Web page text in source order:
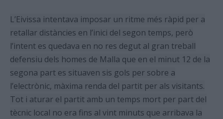
L’Eivissa intentava imposar un ritme més ràpid per a
retallar distàncies en l’inici del segon temps, però
l’intent es quedava en no res degut al gran treball
defensiu dels homes de Malla que en el minut 12 de la
segona part es situaven sis gols per sobre a
l’electrònic, màxima renda del partit per als visitants.
Tot i aturar el partit amb un temps mort per part del
tècnic local no era fins al vint minuts que arribava la